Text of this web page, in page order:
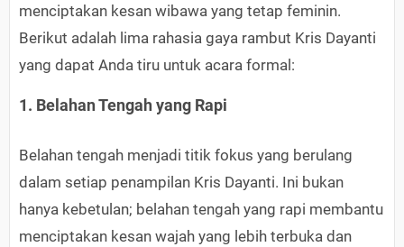
menciptakan kesan wibawa yang tetap feminin.
Berikut adalah lima rahasia gaya rambut Kris Dayanti
yang dapat Anda tiru untuk acara formal:
1. Belahan Tengah yang Rapi
Belahan tengah menjadi titik fokus yang berulang
dalam setiap penampilan Kris Dayanti. Ini bukan
hanya kebetulan; belahan tengah yang rapi membantu
menciptakan kesan wajah yang lebih terbuka dan